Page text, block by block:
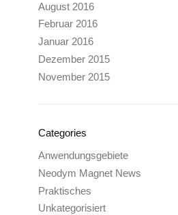
August 2016
Februar 2016
Januar 2016
Dezember 2015
November 2015
Categories
Anwendungsgebiete
Neodym Magnet News
Praktisches
Unkategorisiert